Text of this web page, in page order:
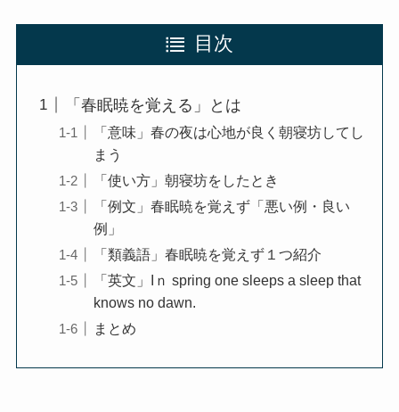
目次
「春眠暁を覚える」とは
「意味」春の夜は心地が良く朝寝坊してし
まう
「使い方」朝寝坊をしたとき
「例文」春眠暁を覚えず「悪い例・良い
例」
「類義語」春眠暁を覚えず１つ紹介
「英文」Iｎ spring one sleeps a sleep that
knows no dawn.
まとめ